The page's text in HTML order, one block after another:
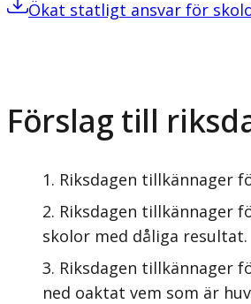
Ökat statligt ansvar för
Förslag till
Riksdagen tillkännager
Riksdagen tillkännager
skolor med dåliga resultat.
Riksdagen tillkännager
ned oaktat vem som är